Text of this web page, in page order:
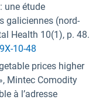
une étude
galiciennes (nord-
Health 10(1), p. 48.
10-48
prices higher
Mintec Comodity
à l’adresse